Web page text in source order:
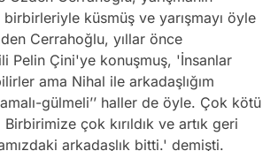
birbirleriyle küsmüş ve yarışmayı öyle
Cerrahoğlu, yıllar önce
Pelin Çini'ye konuşmuş, 'İnsanlar
ama Nihal ile arkadaşlığım
gülmeli’’ haller de öyle. Çok kötü
çok kırıldık ve artık geri
arkadaşlık bitti.' demişti.